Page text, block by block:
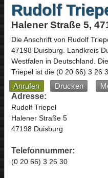
Rudolf
Halener Straße 5,
Die Anschrift von Rudolf
47198 Duisburg. Landkreis
Westfalen in Deutschland.
Triepel ist die (0 20 66) 3 26
Anrufen Drucken
Adresse:
Rudolf Triepel
Halener Straße 5
47198 Duisburg
Telefonnummer:
(0 20 66) 3 26 30